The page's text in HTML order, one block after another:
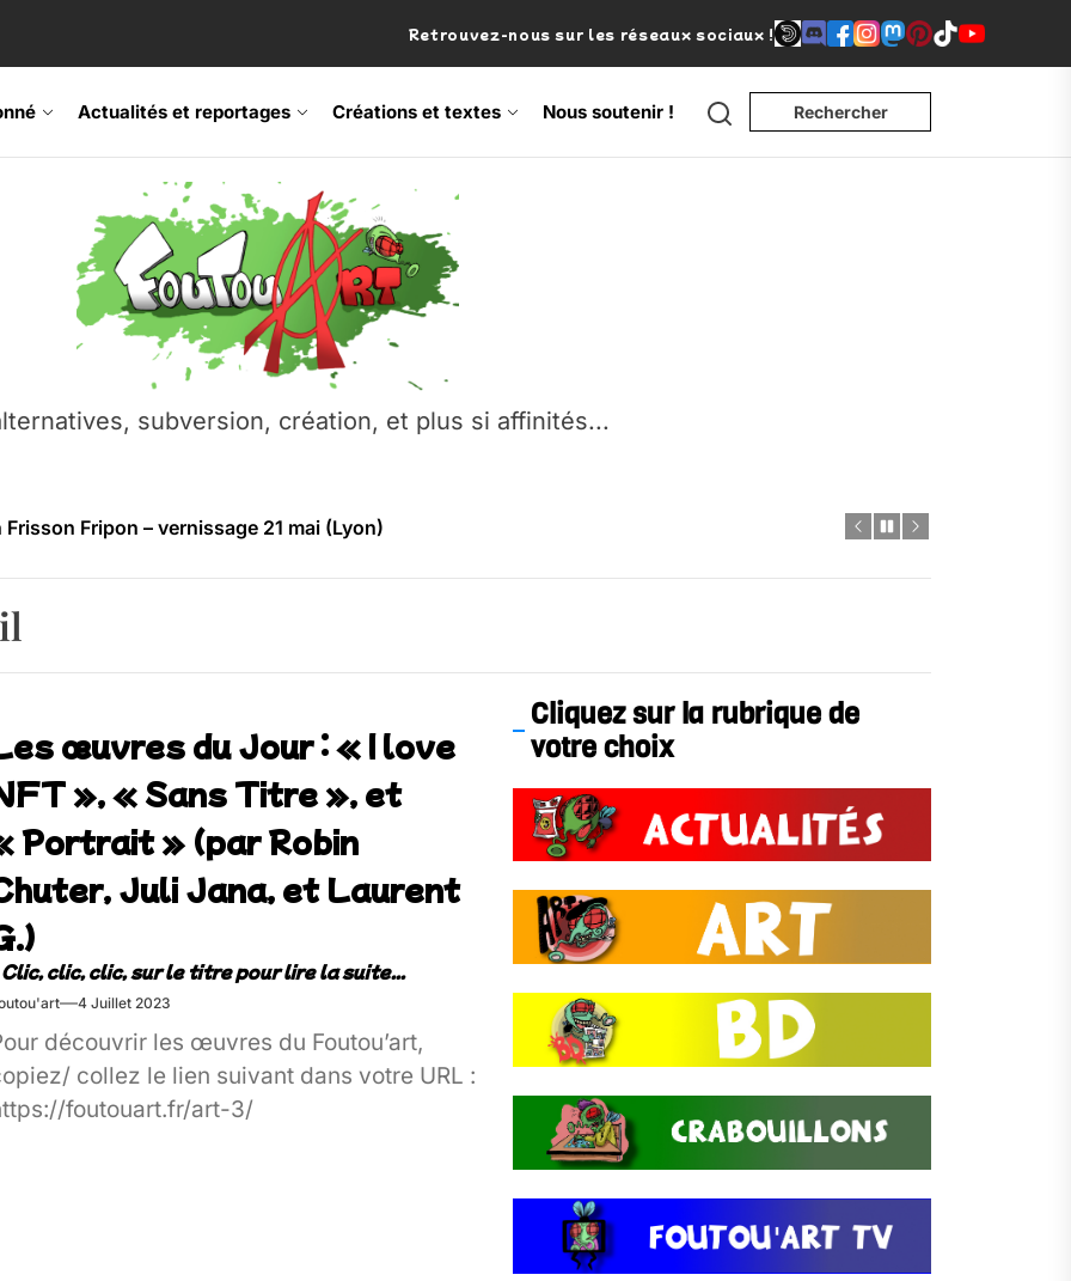
Retrouvez-nous sur les réseaux sociaux !
Actualités et reportages Créations et textes Nous soutenir ! Search Rechercher
subversion, création, et plus si affinités...
Fripon – vernissage 21 mai (Lyon)
Festival – Samedi 18 juillet (Vaulx-en-Velin)
Ŝtono, un livre réalisé par Michaël Moretti & Pierre Lacôte
contre l’A412 à l’Établi (Haute-Savoie)
Fripon – vernissage 21 mai (Lyon)
Festival – Samedi 18 juillet (Vaulx-en-Velin)
œuvres du Jour : « I love
», « Sans Titre », et
Portrait » (par Robin
Juli Jana, et Laurent
4 Juillet 2023
découvrir les œuvres du Foutou’art,
collez le lien suivant dans votre URL :
foutouart.fr/art-3/
Cliquez sur la rubrique de
votre choix